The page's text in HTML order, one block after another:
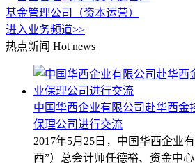
基金管理公司（资本运营）
进入业务频道>>
热点新闻 Hot news
中国华西企业有限公司赴华西金
保理公司进行交流
2017年5月25日，中国华西企业
西”）总会计师任德裕、资金中